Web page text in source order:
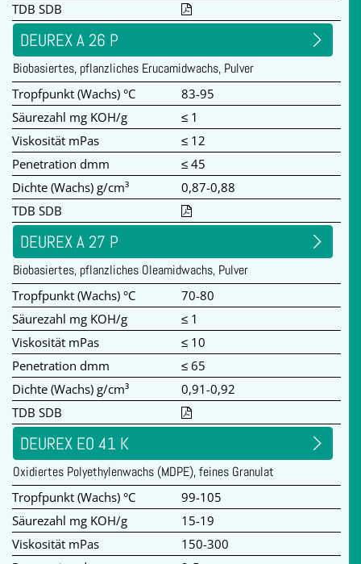
TDB SDB
DEUREX A 26 P
Biobasiertes, pflanzliches Erucamidwachs, Pulver
Tropfpunkt (Wachs) °C
83-95
Säurezahl mg KOH/g
≤ 1
Viskosität mPas
≤ 12
Penetration dmm
≤ 45
Dichte (Wachs) g/cm³
0,87-0,88
TDB SDB
DEUREX A 27 P
Biobasiertes, pflanzliches Oleamidwachs, Pulver
Tropfpunkt (Wachs) °C
70-80
Säurezahl mg KOH/g
≤ 1
Viskosität mPas
≤ 10
Penetration dmm
≤ 65
Dichte (Wachs) g/cm³
0,91-0,92
TDB SDB
DEUREX EO 41 K
Oxidiertes Polyethylenwachs (MDPE), feines Granulat
Tropfpunkt (Wachs) °C
99-105
Säurezahl mg KOH/g
15-19
Viskosität mPas
150-300